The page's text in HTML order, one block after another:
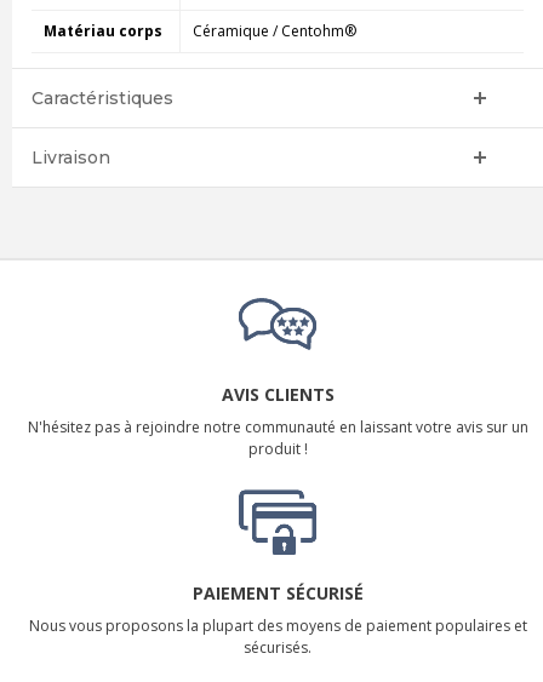
Matériau corps Céramique / Centohm®
Caractéristiques
Livraison
AVIS CLIENTS
N'hésitez pas à rejoindre notre communauté en laissant votre avis sur un
produit !
PAIEMENT SÉCURISÉ
Nous vous proposons la plupart des moyens de paiement populaires et
sécurisés.